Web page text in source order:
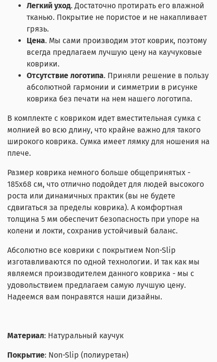
Легкий уход. Достаточно протирать его влажной
тканью. Покрытие не пористое и не накапливает
грязь.
Цена. Мы сами производим этот коврик, поэтому
всегда предлагаем лучшую цену на каучуковые
коврики.
Отсутствие логотипа. Приняли решение в пользу
абсолютной гармонии и симметрии в рисунке
коврика без печати на нем нашего логотипа.
В комплекте с ковриком идет вместительная сумка с
молнией во всю длину, что крайне важно для такого
широкого коврика. Сумка имеет лямку для ношения на
плече.
Размер коврика немного больше общепринятых -
185х68 см, что отлично подойдет для людей высокого
роста или динамичных практик (вы не будете
сдвигаться за пределы коврика). А комфортная
толщина 5 мм обеспечит безопасность при упоре на
колени и локти, сохранив устойчивый баланс.
Абсолютно все коврики с покрытием Non-Slip
изготавливаются по одной технологии. И так как мы
являемся производителем данного коврика - мы с
удовольствием предлагаем самую лучшую цену.
Надеемся вам понравятся наши дизайны.
Материал: Натуральный каучук
Покрытие: Non-Slip (полиуретан)